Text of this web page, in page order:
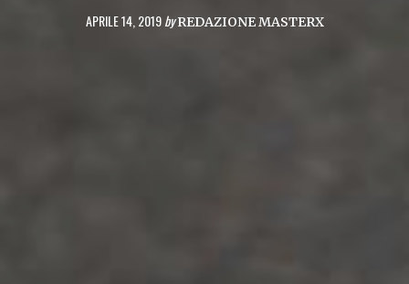
APRILE 14, 2019 by REDAZIONE MASTERX